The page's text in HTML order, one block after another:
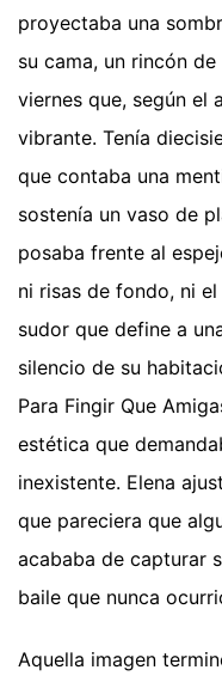
proyectaba una
su cama, un rincón
viernes que, según el
vibrante. Tenía
que contaba una
sostenía un vaso de
posaba frente al
ni risas de fondo, ni
sudor que define a
silencio de su
Para Fingir Que
estética que
inexistente. Elena
que pareciera que
acababa de capturar
baile que nunca
Aquella imagen